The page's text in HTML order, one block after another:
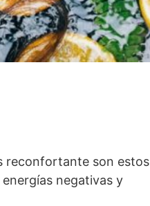
reconfortante son estos
negativas y